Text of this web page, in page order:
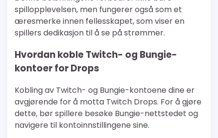
spillopplevelsen, men fungerer også som et
æresmerke innen fellesskapet, som viser en
spillers dedikasjon til å se på strømmer.
Hvordan koble Twitch- og Bungie-
kontoer for Drops
Kobling av Twitch- og Bungie-kontoene dine er
avgjørende for å motta Twitch Drops. For å gjøre
dette, bør spillere besøke Bungie-nettstedet og
navigere til kontoinnstillingene sine.